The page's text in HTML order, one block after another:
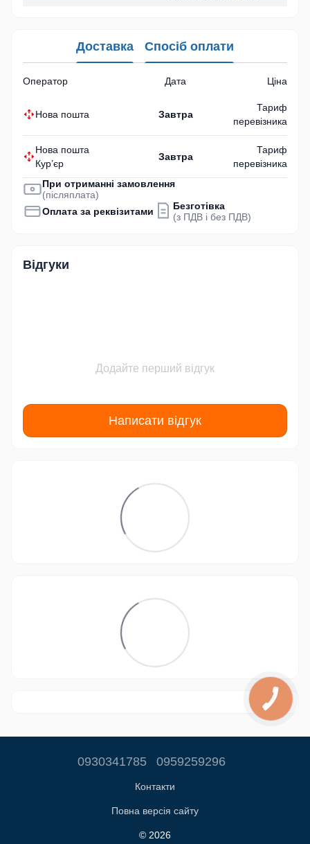
Доставка Спосіб оплати
Оператор Дата Ціна
Нова пошта Завтра
Тариф
перевізника
Нова пошта
Кур’єр
Завтра
Тариф
перевізника
При отриманні замовлення
(післяплата)
Оплата за реквізитами
Безготівка
(з ПДВ і без ПДВ)
Відгуки
Додайте перший відгук
Написати відгук
0930341785 0959259296
Контакти
Повна версія сайту
© 2026